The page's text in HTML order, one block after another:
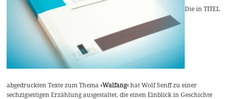
Die in TITEL
abgedruckten Texte zum Thema›Walfang‹hat Wolf Senff zu einer
sechzigseitigen Erzählung ausgestaltet, die einen Einblick in Geschichte